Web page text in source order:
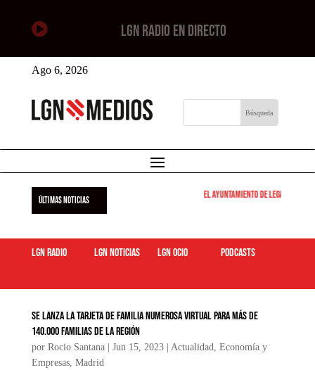
 LGN RADIO EN DIRECTO
Ago 6, 2026
ÚLTIMAS NOTICIAS El Ayuntamiento de Leganés
LGN Radio LGN Noticias LGN ocio podcasts
Se lanza la tarjeta de familia numerosa virtual para más de
140.000 familias de la región
por Rocio Santana| Jun 15, 2023| Actualidad, Economía y
Empresas, Madrid